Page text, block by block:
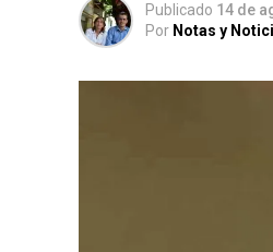
Publicado 14 de
Por Notas y